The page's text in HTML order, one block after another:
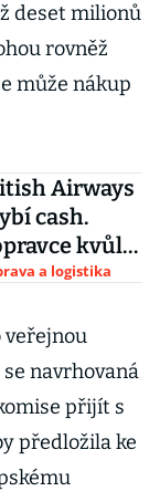
deset milionů
rovněž
může nákup
Airways
cash.
kvůli
a logistika
veřejnou
navrhovaná
přijít s
předložila ke